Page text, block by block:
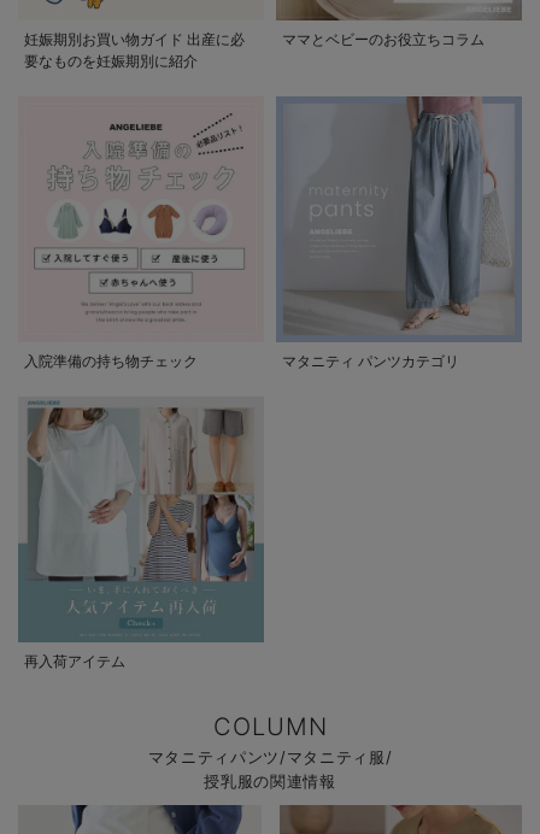
妊娠期別お買い物ガイド 出産に必
要なものを妊娠期別に紹介
ママとベビーのお役立ちコラム
入院準備の持ち物チェック マタニティ パンツカテゴリ
再入荷アイテム
COLUMN
マタニティパンツ/マタニティ服/
授乳服の関連情報